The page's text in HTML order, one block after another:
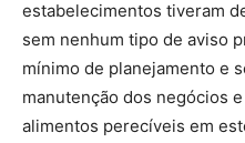
estabelecimentos tiveram
sem nenhum tipo de aviso
mínimo de planejamento e
manutenção dos negócios
alimentos perecíveis em